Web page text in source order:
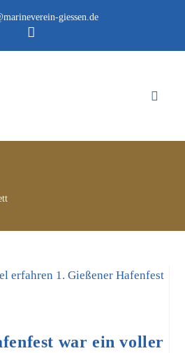
giessen.de
war ein voller